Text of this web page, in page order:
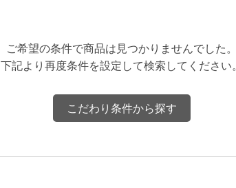
ご希望の条件で商品は見つかりませんでした。
下記より再度条件を設定して検索してください。
こだわり条件から探す